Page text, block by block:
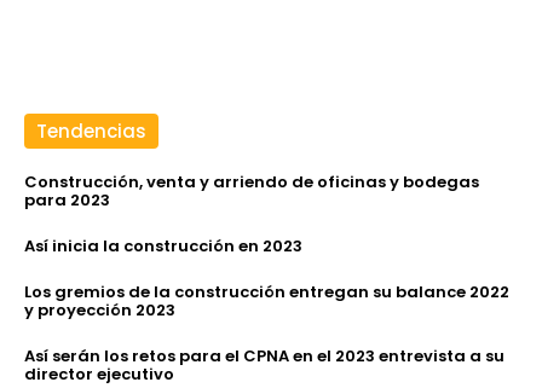
Tendencias
Construcción, venta y arriendo de oficinas y bodegas
para 2023
Así inicia la construcción en 2023
Los gremios de la construcción entregan su balance 2022
y proyección 2023
Así serán los retos para el CPNA en el 2023 entrevista a su
director ejecutivo